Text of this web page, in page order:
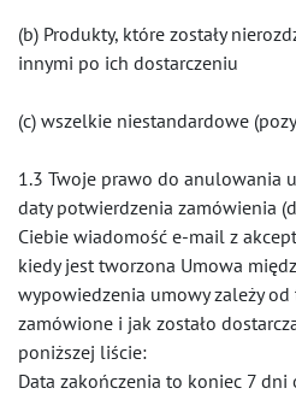
(b) Produkty, które zostały
innymi po ich dostarczeniu
(c) wszelkie niestandardowe
1.3 Twoje prawo do anulowania
daty potwierdzenia zamówienia
Ciebie wiadomość e-mail z
kiedy jest tworzona Umowa
wypowiedzenia umowy zależy od
zamówione i jak zostało
poniższej liście:
Data zakończenia to koniec 7 dni